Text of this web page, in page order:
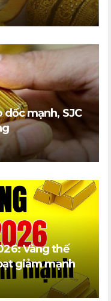
dốc mạnh, SJC
Vàng thế
giảm mạnh